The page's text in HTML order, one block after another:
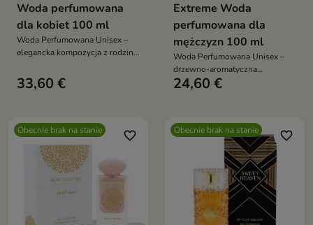
Woda perfumowana
dla kobiet 100 ml
Woda Perfumowana Unisex –
elegancka kompozycja z rodziny
(kwiatowo-drzewno-piżmowej)
33,60 €
Extreme Woda
perfumowana dla
mężczyzn 100 ml
Woda Perfumowana Unisex –
drzewno-aromatyczna
kompozycja pełna siły, elegancji
24,60 €
Obecnie brak na stanie favorite_border Obecnie brak na stanie favorite_border